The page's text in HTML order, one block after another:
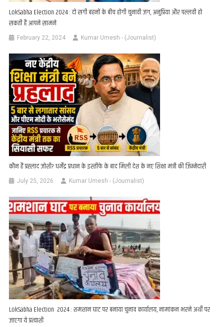
LokSabha Election 2024 : दो सगी बहनों के बीच होगी चुनावी जंग, अनुप्रिया और पल्लवी हो
सकती हैं आपने सामने
February 22, 2024 Kumar Umesh - (Journalist)
कौन हैं प्रह्लाद जोशी? धर्मेंद्र प्रधान के इस्तीफे के बाद मिली देश के नए शिक्षा मंत्री की जिम्मेदारी
July 25, 2026 Kumar Umesh - (Journalist)
LokSabha Election 2024 : शमशान घाट पर बनाया चुनाव कार्यालय, नामांकन भरने अर्थी पर
जाएगा ये प्रत्याशी